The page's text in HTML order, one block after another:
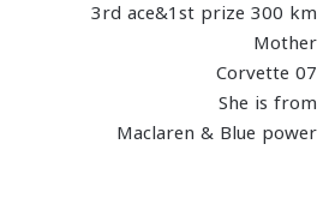
3rd ace&1st prize 300 km
Mother
Corvette 07
She is from
Maclaren & Blue power